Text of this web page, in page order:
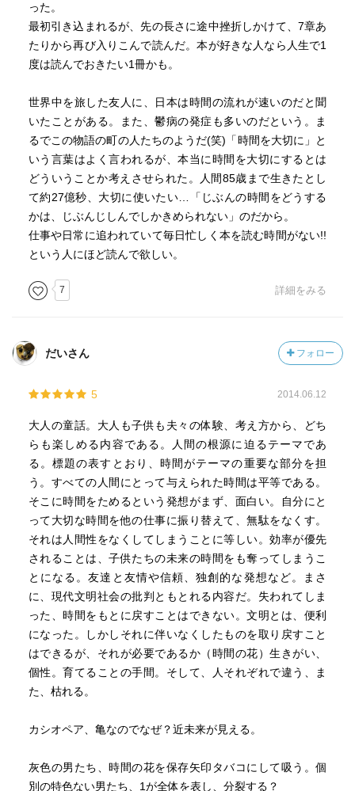
った。
最初引き込まれるが、先の長さに途中挫折しかけて、7章あ
たりから再び入りこんで読んだ。本が好きな人なら人生で1
度は読んでおきたい1冊かも。
世界中を旅した友人に、日本は時間の流れが速いのだと聞
いたことがある。また、鬱病の発症も多いのだという。ま
るでこの物語の町の人たちのようだ(笑)「時間を大切に」と
いう言葉はよく言われるが、本当に時間を大切にするとは
どういうことか考えさせられた。人間85歳まで生きたとし
て約27億秒、大切に使いたい…「じぶんの時間をどうする
かは、じぶんじしんでしかきめられない」のだから。
仕事や日常に追われていて毎日忙しく本を読む時間がない!!
という人にほど読んで欲しい。
7 詳細をみる
だいさん フォロー
5 2014.06.12
大人の童話。大人も子供も夫々の体験、考え方から、どち
らも楽しめる内容である。人間の根源に迫るテーマであ
る。標題の表すとおり、時間がテーマの重要な部分を担
う。すべての人間にとって与えられた時間は平等である。
そこに時間をためるという発想がまず、面白い。自分にと
って大切な時間を他の仕事に振り替えて、無駄をなくす。
それは人間性をなくしてしまうことに等しい。効率が優先
されることは、子供たちの未来の時間をも奪ってしまうこ
とになる。友達と友情や信頼、独創的な発想など。まさ
に、現代文明社会の批判ともとれる内容だ。失われてしま
った、時間をもとに戻すことはできない。文明とは、便利
になった。しかしそれに伴いなくしたものを取り戻すこと
はできるが、それが必要であるか（時間の花）生きがい、
個性。育てることの手間。そして、人それぞれで違う、ま
た、枯れる。
カシオペア、亀なのでなぜ？近未来が見える。
灰色の男たち、時間の花を保存矢印タバコにして吸う。個
別の特色ない男たち、1が全体を表し、分裂する？